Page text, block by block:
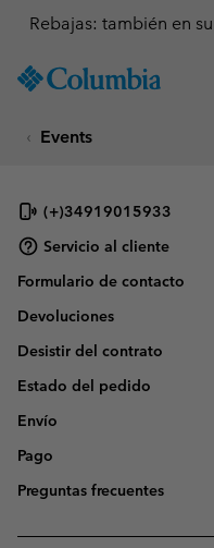
TO
SKIP
NAV
SKIP
SEARCH
Rebajas: también en
Events
(+)34919015933
Servicio al cliente
Formulario de contacto
Devoluciones
Desistir del contrato
Estado del pedido
Envío
Pago
Preguntas frecuentes